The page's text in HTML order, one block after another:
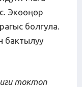
Экөөңөр
болгула.
бактылуу
токтоп